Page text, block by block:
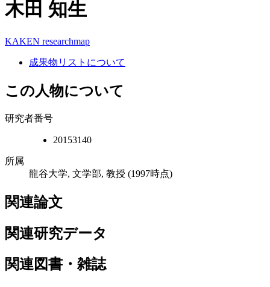
木田 知生
KAKEN researchmap
成果物リストについて
この人物について
研究者番号
20153140
所属
龍谷大学, 文学部, 教授 (1997時点)
関連論文
関連研究データ
関連図書・雑誌